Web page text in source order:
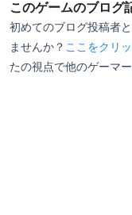
このゲームのブログ
初めてのブログ投稿者
ませんか？ ここをクリ
たの視点で他のゲーマ